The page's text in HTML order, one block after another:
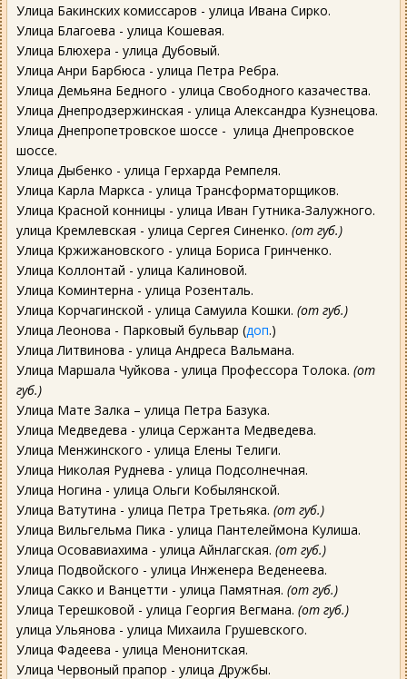
Улица Бакинских комиссаров - улица Ивана Сирко.
Улица Благоева - улица Кошевая.
Улица Блюхера - улица Дубовый.
Улица Анри Барбюса - улица Петра Ребра.
Улица Демьяна Бедного - улица Свободного казачества.
Улица Днепродзержинская - улица Александра Кузнецова.
Улица Днепропетровское шоссе - улица Днепровское
шоссе.
Улица Дыбенко - улица Герхарда Ремпеля.
Улица Карла Маркса - улица Трансформаторщиков.
Улица Красной конницы - улица Иван Гутника-Залужного.
улица Кремлевская - улица Сергея Синенко. (от губ.)
Улица Кржижановского - улица Бориса Гринченко.
Улица Коллонтай - улица Калиновой.
Улица Коминтерна - улица Розенталь.
Улица Корчагинской - улица Самуила Кошки. (от губ.)
Улица Леонова - Парковый бульвар (доп.)
Улица Литвинова - улица Андреса Вальмана.
Улица Маршала Чуйкова - улица Профессора Толока. (от
губ.)
Улица Мате Залка – улица Петра Базука.
Улица Медведева - улица Сержанта Медведева.
Улица Менжинского - улица Елены Телиги.
Улица Николая Руднева - улица Подсолнечная.
Улица Ногина - улица Ольги Кобылянской.
Улица Ватутина - улица Петра Третьяка. (от губ.)
Улица Вильгельма Пика - улица Пантелеймона Кулиша.
Улица Осовавиахима - улица Айнлагская. (от губ.)
Улица Подвойского - улица Инженера Веденеева.
Улица Сакко и Ванцетти - улица Памятная. (от губ.)
Улица Терешковой - улица Георгия Вегмана. (от губ.)
улица Ульянова - улица Михаила Грушевского.
Улица Фадеева - улица Менонитская.
Улица Червоный прапор - улица Дружбы.